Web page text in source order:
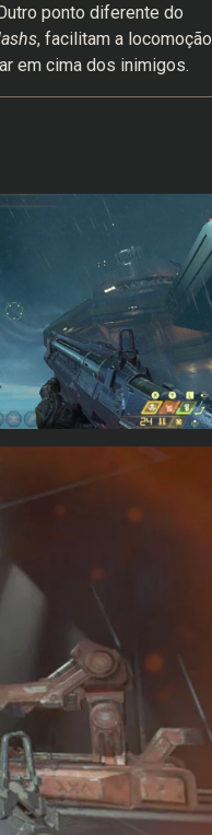
ponto diferente do
, facilitam a locomoção
em cima dos inimigos.